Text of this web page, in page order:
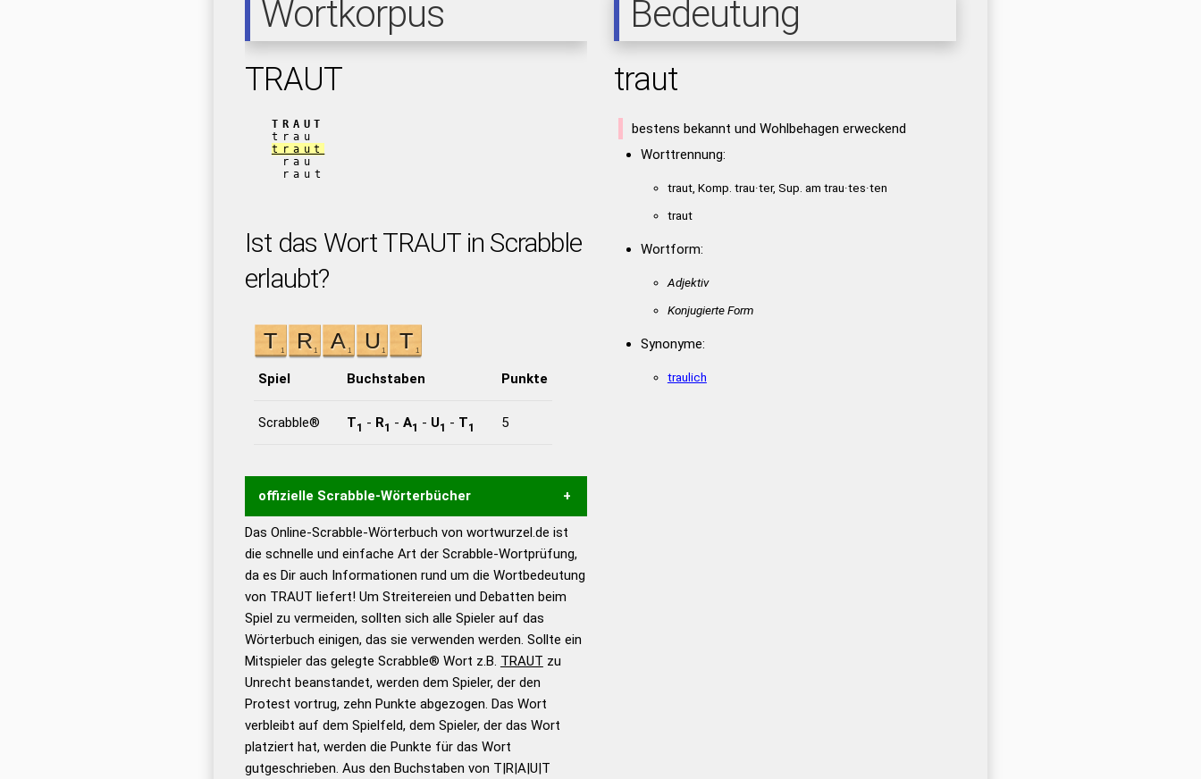
Wortkorpus
TRAUT
TRAUT
trau
traut
rau
raut
Ist das Wort TRAUT in Scrabble
erlaubt?
Spiel Buchstaben Punkte
Scrabble® T1 - R1 - A1 - U1 - T1 5
offizielle Scrabble-Wörterbücher
Wortwurzel liefert mit Hilfe eines semantischen
Wortanalyse-Algorithmus gute Anhaltspunkte zu
Wortbedeutung, Worttrennung und Wortform, um die
Gültigkeit eines Wortes für das Scrabble-Spiel zu
bestimmen! zugelassene Turnier Scrabble-
Wörterbücher sind:
Duden – Standardwerk in 12
Bänden
Duden – Richtiges und gutes
Deutsch
Das Online-Scrabble-Wörterbuch von wortwurzel.de ist
die schnelle und einfache Art der Scrabble-Wortprüfung,
da es Dir auch Informationen rund um die Wortbedeutung
von TRAUT liefert! Um Streitereien und Debatten beim
Spiel zu vermeiden, sollten sich alle Spieler auf das
Wörterbuch einigen, das sie verwenden werden. Sollte ein
Mitspieler das gelegte Scrabble® Wort z.B. TRAUT zu
Unrecht beanstandet, werden dem Spieler, der den
Protest vortrug, zehn Punkte abgezogen. Das Wort
verbleibt auf dem Spielfeld, dem Spieler, der das Wort
platziert hat, werden die Punkte für das Wort
gutgeschrieben. Aus den Buchstaben von T|R|A|U|T
Bedeutung
traut
bestens bekannt und Wohlbehagen erweckend
Worttrennung:
traut, Komp. trau·ter, Sup. am trau·tes·ten
traut
Wortform:
Adjektiv
Konjugierte Form
Synonyme:
traulich